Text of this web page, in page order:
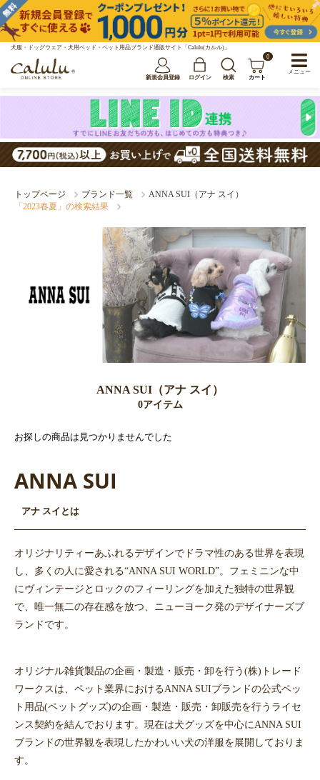
犬服・ドッグウェア・犬用ベッド・ペット用品ブランド通販サイト「Calulu(カルル)」
新規会員登録 ログイン 検索
0
カート
トップページ ブランド一覧
ANNA SUI（アナ スイ）
「2023春夏」の検索結果
ANNA SUI（アナ スイ）
0アイテム
お探しの商品は見つかりませんでした
ANNA SUI
アナ スイとは
オリジナリティーあふれるデザインでドラマ性のある世界を表現
し、多くの人に愛される“ANNA SUI WORLD”。フェミニンな中
にヴィンテージとロックのフィーリングを加えた独特の世界観
で、唯一無二の存在感を放つ、ニューヨーク発のデザイナーズブ
ランドです。
オリジナル雑貨製品の企画・製造・販売・卸を行う(株)トレード
ワークスは、ペット業界におけるANNA SUIブランドの公式ペッ
ト用品(ペットグッズ)の企画・製造・販売・卸販売を行うライセ
ンス契約を結んでおります。現在は犬グッズを中心にANNA SUI
ブランドの世界観を表現したかわいい犬の洋服を展開しておりま
す。
メニュー